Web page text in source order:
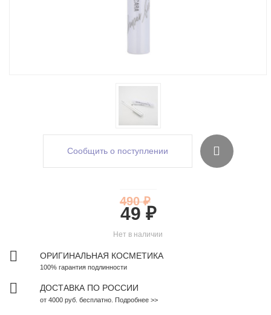
Сообщить о поступлении
Нет в наличии
49 ₽
490 ₽
ОРИГИНАЛЬНАЯ КОСМЕТИКА
100% гарантия подлинности
ДОСТАВКА ПО РОССИИ
от 4000 руб. бесплатно. Подробнее >>